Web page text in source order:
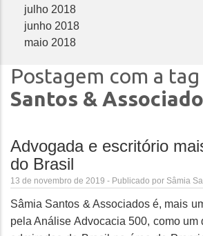
julho 2018
junho 2018
maio 2018
Postagem com a tag
Santos &
Advogada e escritório
do Brasil
13 de novembro de 2019 - Publicado por Sâmia
Sâmia Santos & Associados é, mais
pela Análise Advocacia 500, como um